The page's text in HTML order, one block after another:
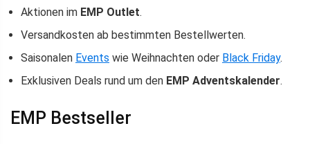
Aktionen im EMP Outlet.
Versandkosten ab bestimmten Bestellwerten.
Saisonalen Events wie Weihnachten oder Black Friday.
Exklusiven Deals rund um den EMP Adventskalender.
EMP Bestseller